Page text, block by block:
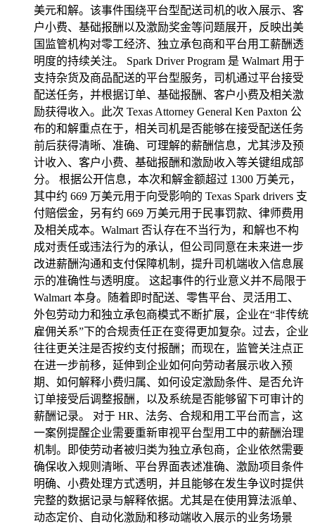
美元和解。该事件围绕平台型配送司机的收入展示、客
户小费、基础报酬以及激励奖金等问题展开，反映出美
国监管机构对零工经济、独立承包商和平台用工薪酬透
明度的持续关注。 Spark Driver Program 是 Walmart 用于
支持杂货及商品配送的平台型服务，司机通过平台接受
配送任务，并根据订单、基础报酬、客户小费及相关激
励获得收入。此次 Texas Attorney General Ken Paxton 公
布的和解重点在于，相关司机是否能够在接受配送任务
前后获得清晰、准确、可理解的薪酬信息，尤其涉及预
计收入、客户小费、基础报酬和激励收入等关键组成部
分。 根据公开信息，本次和解金额超过 1300 万美元，
其中约 669 万美元用于向受影响的 Texas Spark drivers 支
付赔偿金，另有约 669 万美元用于民事罚款、律师费用
及相关成本。Walmart 否认存在不当行为，和解也不构
成对责任或违法行为的承认，但公司同意在未来进一步
改进薪酬沟通和支付保障机制，提升司机端收入信息展
示的准确性与透明度。 这起事件的行业意义并不局限于
Walmart 本身。随着即时配送、零售平台、灵活用工、
外包劳动力和独立承包商模式不断扩展，企业在“非传统
雇佣关系”下的合规责任正在变得更加复杂。过去，企业
往往更关注是否按约支付报酬；而现在，监管关注点正
在进一步前移，延伸到企业如何向劳动者展示收入预
期、如何解释小费归属、如何设定激励条件、是否允许
订单接受后调整报酬，以及系统是否能够留下可审计的
薪酬记录。 对于 HR、法务、合规和用工平台而言，这
一案例提醒企业需要重新审视平台型用工中的薪酬治理
机制。即使劳动者被归类为独立承包商，企业依然需要
确保收入规则清晰、平台界面表述准确、激励项目条件
明确、小费处理方式透明，并且能够在发生争议时提供
完整的数据记录与解释依据。尤其是在使用算法派单、
动态定价、自动化激励和移动端收入展示的业务场景